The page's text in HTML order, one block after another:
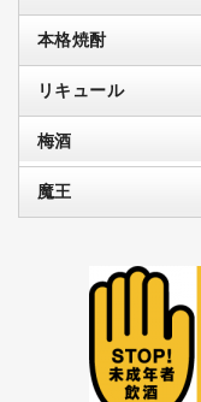
本格焼酎
リキュール
梅酒
魔王